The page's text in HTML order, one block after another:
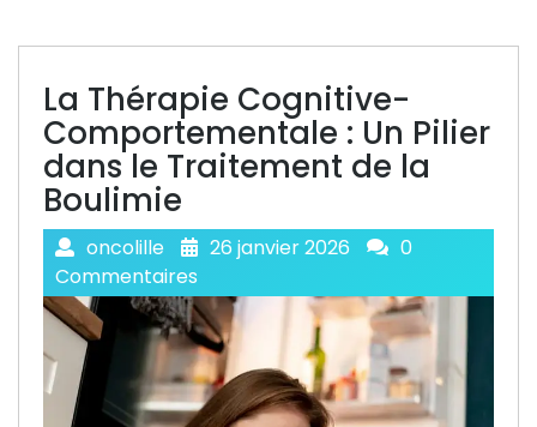
La Thérapie Cognitive-
Comportementale : Un Pilier
dans le Traitement de la
Boulimie
oncolille 26 janvier 2026
0
Commentaires